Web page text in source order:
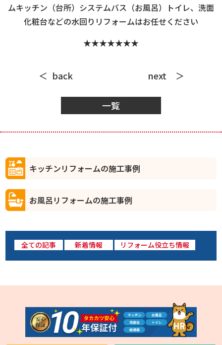
ムキッチン（台所）システムバス（お風呂）トイレ、洗面
化粧台などの水回りリフォームはお任せください
★★★★★★★
back
一覧
next
キッチンリフォームの施工事例
お風呂リフォームの施工事例
全ての記事 新着情報 リフォーム役立ち情報